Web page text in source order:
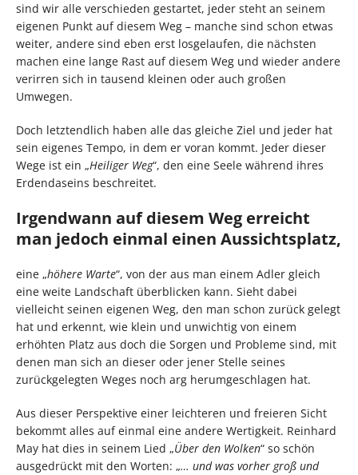
sind wir alle verschieden gestartet, jeder steht an seinem
eigenen Punkt auf diesem Weg – manche sind schon etwas
weiter, andere sind eben erst losgelaufen, die nächsten
machen eine lange Rast auf diesem Weg und wieder andere
verirren sich in tausend kleinen oder auch großen
Umwegen.
Doch letztendlich haben alle das gleiche Ziel und jeder hat
sein eigenes Tempo, in dem er voran kommt. Jeder dieser
Wege ist ein „Heiliger Weg“, den eine Seele während ihres
Erdendaseins beschreitet.
Irgendwann auf diesem Weg erreicht
man jedoch einmal einen Aussichtsplatz,
eine „höhere Warte“, von der aus man einem Adler gleich
eine weite Landschaft überblicken kann. Sieht dabei
vielleicht seinen eigenen Weg, den man schon zurück gelegt
hat und erkennt, wie klein und unwichtig von einem
erhöhten Platz aus doch die Sorgen und Probleme sind, mit
denen man sich an dieser oder jener Stelle seines
zurückgelegten Weges noch arg herumgeschlagen hat.
Aus dieser Perspektive einer leichteren und freieren Sicht
bekommt alles auf einmal eine andere Wertigkeit. Reinhard
May hat dies in seinem Lied „Über den Wolken“ so schön
ausgedrückt mit den Worten: „… und was vorher groß und